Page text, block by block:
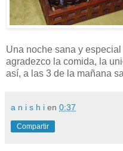
Una noche sana y
agradezco la comida, la
así, a las 3 de la mañana
a n i s h i en 0:37
Compartir